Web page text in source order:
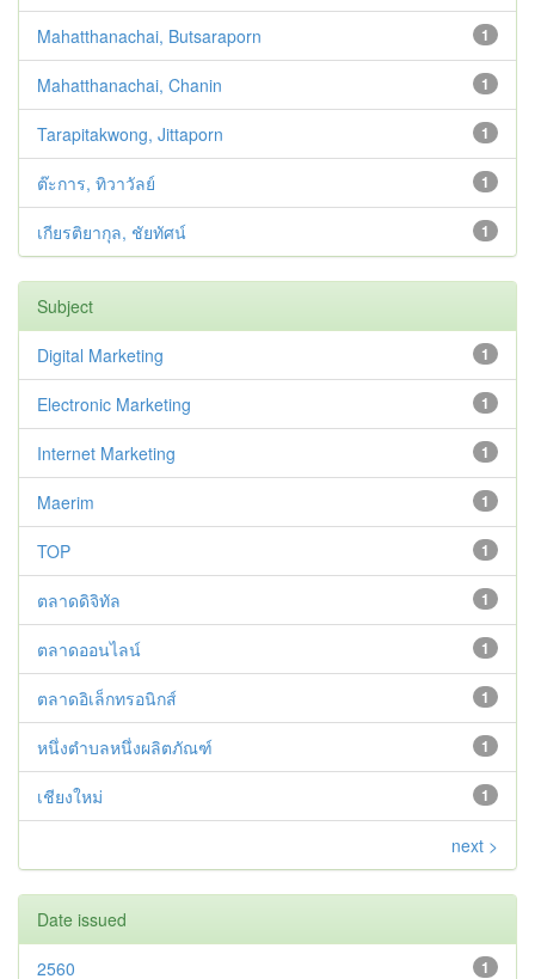
1
Mahatthanachai, Butsaraporn
1
Mahatthanachai, Chanin
1
Tarapitakwong, Jittaporn
1
ต๊ะการ, ทิวาวัลย์
1
เกียรติยากุล, ชัยทัศน์
Subject
1
Digital Marketing
1
Electronic Marketing
1
Internet Marketing
1
Maerim
1
TOP
1
ตลาดดิจิทัล
1
ตลาดออนไลน์
1
ตลาดอิเล็กทรอนิกส์
1
หนึ่งตำบลหนึ่งผลิตภัณฑ์
1
เชียงใหม่
next >
Date issued
1
2560